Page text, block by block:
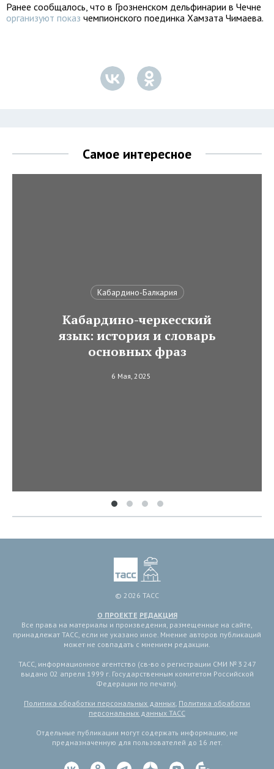
Ранее сообщалось, что в Грозненском дельфинарии в Чечне
организуют показ чемпионского поединка Хамзата Чимаева.
Самое интересное
Кабардино-Балкария
Кабардино-черкесский
язык: история и словарь
основных фраз
6 Мая, 2025
© 2026 ТАСС
О ПРОЕКТЕ РЕДАКЦИЯ
Все права на материалы и произведения, размещенные на сайте,
принадлежат ТАСС, если не указано иное. Мнение авторов публикаций
может не совпадать с мнением редакции.
ТАСС, информационное агентство (св-во о регистрации СМИ № 3 247
выдано 02 апреля 1999 г. Государственным комитетом Российской
Федерации по печати).
Политика обработки персональных данных, Политика обработки
персональных данных ТАСС
Отдельные публикации могут содержать информацию, не
предназначенную для пользователей до 16 лет.